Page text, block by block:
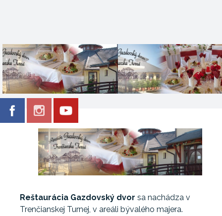
Reštaurácia Gazdovský dvor sa nachádza v
Trenčianskej Turnej, v areáli bývalého majera.